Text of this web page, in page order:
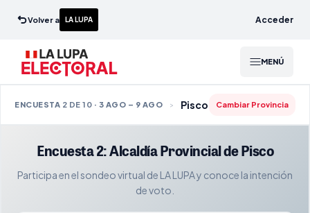
Volver a LA LUPA Acceder
MENÚ
ENCUESTA 2 DE 10 · 3 AGO – 9 AGO > Pisco Cambiar Provincia
Encuesta 2: Alcaldía Provincial de Pisco
Participa en el sondeo virtual de LA LUPA y conoce la intención
de voto.